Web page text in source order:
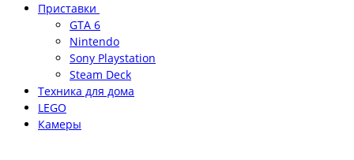
Приставки
GTA 6
Nintendo
Sony Playstation
Steam Deck
Техника для дома
LEGO
Камеры